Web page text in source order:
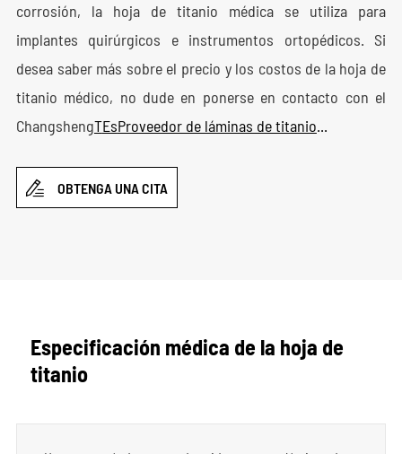
corrosión, la hoja de titanio médica se utiliza para
implantes quirúrgicos e instrumentos ortopédicos. Si
desea saber más sobre el precio y los costos de la hoja de
titanio médico, no dude en ponerse en contacto con el
ChangshengTEsProveedor de láminas de titanio...
 OBTENGA UNA CITA
Especificación médica de la hoja de
titanio